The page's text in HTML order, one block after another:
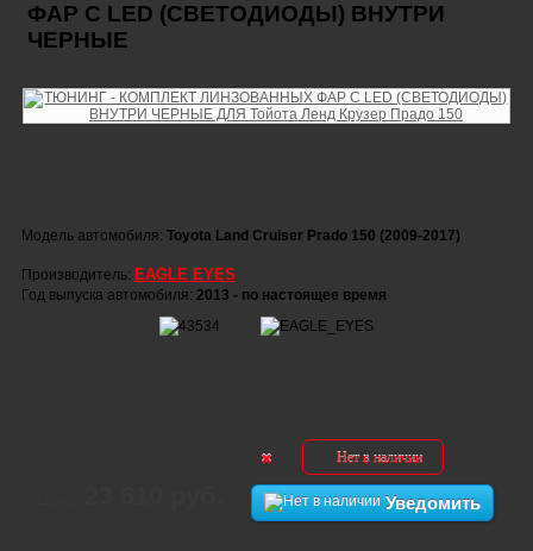
ФАР С LED (СВЕТОДИОДЫ) ВНУТРИ
ЧЕРНЫЕ
Модель автомобиля: Toyota Land Cruiser Prado 150 (2009-2017)
Производитель: EAGLE EYES
Год выпуска автомобиля: 2013 - по настоящее время
Нет в наличии
Уведомить